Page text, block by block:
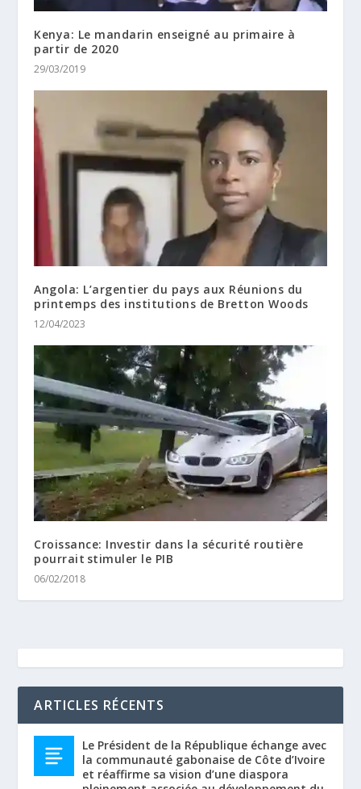
Kenya: Le mandarin enseigné au primaire à
partir de 2020
29/03/2019
Angola: L’argentier du pays aux Réunions du
printemps des institutions de Bretton Woods
12/04/2023
Croissance: Investir dans la sécurité routière
pourrait stimuler le PIB
06/02/2018
ARTICLES RÉCENTS
Le Président de la République échange avec
la communauté gabonaise de Côte d’Ivoire
et réaffirme sa vision d’une diaspora